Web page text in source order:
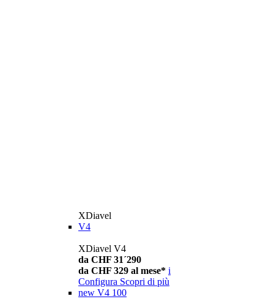
XDiavel
V4
XDiavel V4
da CHF 31´290
da CHF 329 al mese* i
Configura Scopri di più
new V4 100